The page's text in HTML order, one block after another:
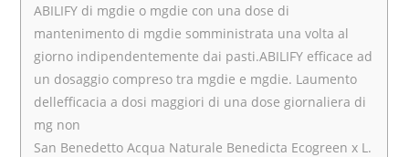
ABILIFY di mgdie o mgdie con una dose di
mantenimento di mgdie somministrata una volta al
giorno indipendentemente dai pasti.ABILIFY efficace ad
un dosaggio compreso tra mgdie e mgdie. Laumento
dellefficacia a dosi maggiori di una dose giornaliera di
mg non
San Benedetto Acqua Naturale Benedicta Ecogreen x L.